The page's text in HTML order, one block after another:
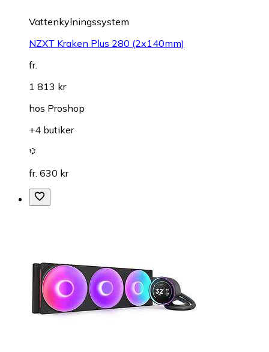
Vattenkylningssystem
NZXT Kraken Plus 280 (2x140mm)
fr.
1 813 kr
hos Proshop
+4 butiker
fr. 630 kr